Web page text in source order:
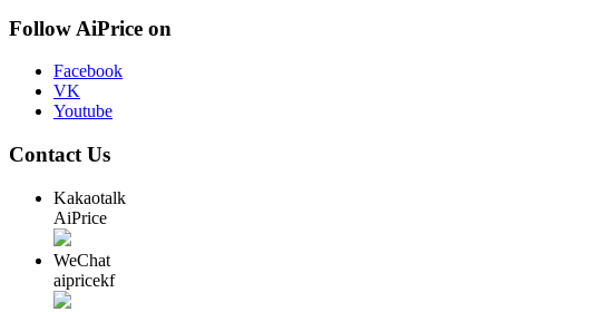
Follow AiPrice on
Facebook
VK
Youtube
Contact Us
Kakaotalk
AiPrice
WeChat
aipricekf